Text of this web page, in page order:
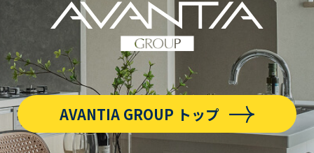
AVANTIA GROUP トップ